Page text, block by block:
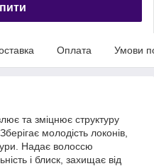
Оплата Умови
та зміцнює структуру
молодість локонів,
Надає волоссю
і блиск, захищає від